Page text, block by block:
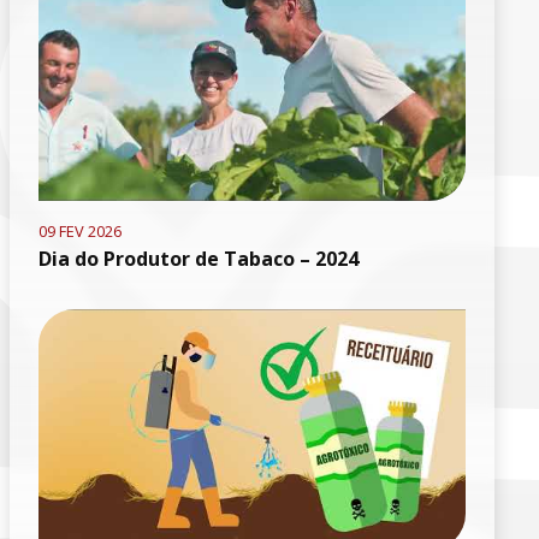
09 FEV 2026
Dia do Produtor de Tabaco – 2024